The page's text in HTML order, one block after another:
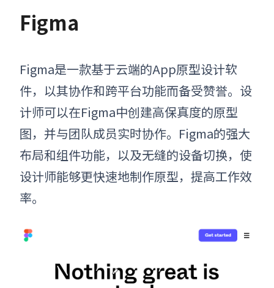
Figma
Figma是一款基于云端的App原型设计软
件，以其协作和跨平台功能而备受赞誉。设
计师可以在Figma中创建高保真度的原型
图，并与团队成员实时协作。Figma的强大
布局和组件功能，以及无缝的设备切换，使
设计师能够更快速地制作原型，提高工作效
率。